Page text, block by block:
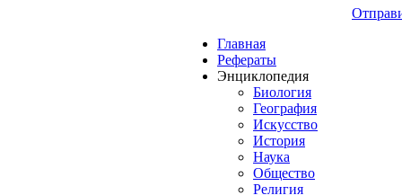
Главная
Рефераты
Энциклопедия
Биология
География
Искусство
История
Наука
Общество
Религия